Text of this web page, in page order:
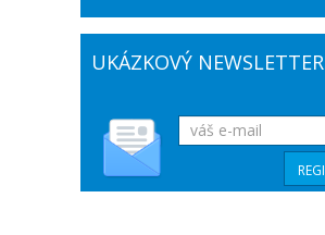
UKÁZKOVÝ NEWSLETTER